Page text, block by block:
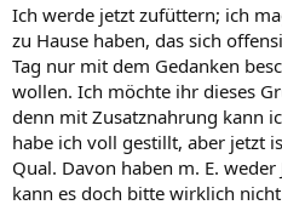
Ich werde jetzt zufüttern; ich
zu Hause haben, das sich
Tag nur mit dem Gedanken
wollen. Ich möchte ihr dieses
denn mit Zusatznahrung kann
habe ich voll gestillt, aber jetzt
Qual. Davon haben m. E.
kann es doch bitte wirklich